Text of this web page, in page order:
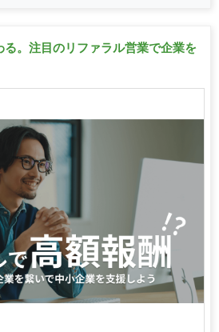
る。注目のリファラル営業で企業を